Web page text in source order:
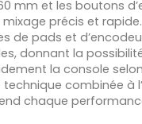
mm et les boutons
précis et rapide.
de pads et
donnant la
la console
combinée à
chaque